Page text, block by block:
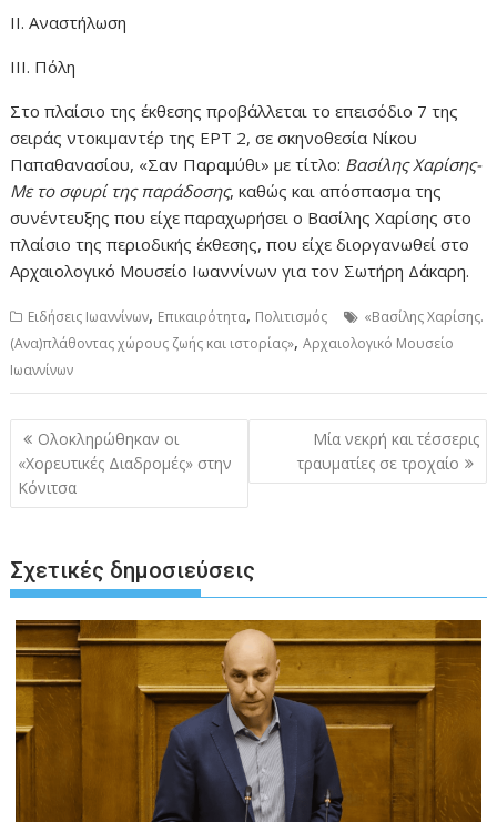
ΙΙ. Αναστήλωση
ΙΙΙ. Πόλη
Στο πλαίσιο της έκθεσης προβάλλεται το επεισόδιο 7 της
σειράς ντοκιμαντέρ της ΕΡΤ 2, σε σκηνοθεσία Νίκου
Παπαθανασίου, «Σαν Παραμύθι» με τίτλο: Βασίλης Χαρίσης-
Με το σφυρί της παράδοσης, καθώς και απόσπασμα της
συνέντευξης που είχε παραχωρήσει ο Βασίλης Χαρίσης στο
πλαίσιο της περιοδικής έκθεσης, που είχε διοργανωθεί στο
Αρχαιολογικό Μουσείο Ιωαννίνων για τον Σωτήρη Δάκαρη.
Ειδήσεις Ιωαννίνων, Επικαιρότητα, Πολιτισμός
«Βασίλης Χαρίσης.
(Ανα)πλάθοντας χώρους ζωής και ιστορίας»,Αρχαιολογικό Μουσείο
Ιωαννίνων
Πλοήγηση
άρθρων
Ολοκληρώθηκαν οι
«Χορευτικές Διαδρομές» στην
Κόνιτσα
Μία νεκρή και τέσσερις
τραυματίες σε τροχαίο
Σχετικές δημοσιεύσεις